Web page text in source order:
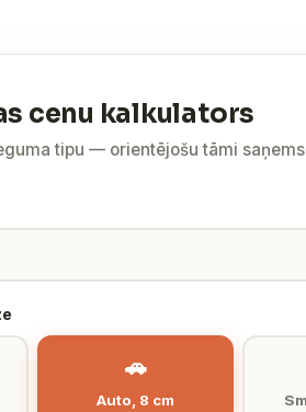
cenu kalkulators
tipu — orientējošu tāmi
🚗
Auto, 8 cm